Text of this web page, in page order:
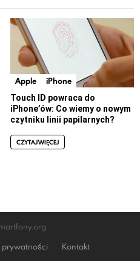
Apple iPhone
Touch ID powraca do
iPhone’ów: Co wiemy o nowym
czytniku linii papilarnych?
CZYTAJ WIĘCEJ
prywatności Kontakt